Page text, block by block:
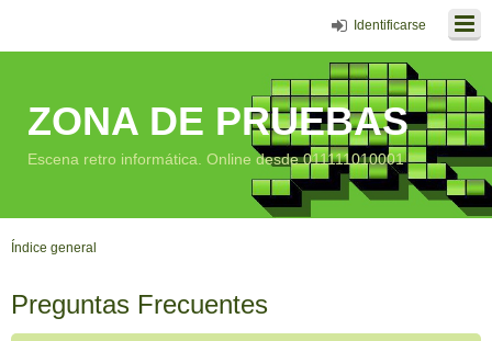
Identificarse
ZONA DE PRUEBAS
Escena retro informática. Online desde 011111010001
Índice general
Preguntas Frecuentes